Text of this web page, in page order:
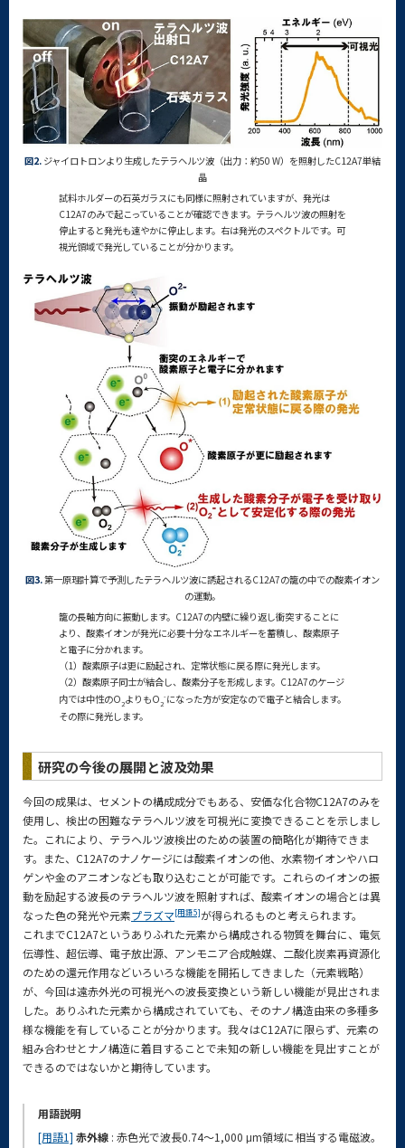
図2. ジャイロトロンより生成したテラヘルツ波（出力：約50 W）を照射したC12A7単結
晶
試料ホルダーの石英ガラスにも同様に照射されていますが、発光は
C12A7のみで起こっていることが確認できます。テラヘルツ波の照射を
停止すると発光も速やかに停止します。右は発光のスペクトルです。可
視光領域で発光していることが分かります。
図3.第一原理計算で予測したテラヘルツ波に誘起されるC12A7の籠の中での酸素イオン
の運動。
籠の長軸方向に振動します。C12A7の内壁に繰り返し衝突することに
より、酸素イオンが発光に必要十分なエネルギーを蓄積し、酸素原子
と電子に分かれます。
（1）酸素原子は更に励起され、定常状態に戻る際に発光します。
（2）酸素原子同士が結合し、酸素分子を形成します。C12A7のケージ
内では中性のO2よりもO2
-になった方が安定なので電子と結合します。
その際に発光します。
研究の今後の展開と波及効果
今回の成果は、セメントの構成成分でもある、安価な化合物C12A7のみを
使用し、検出の困難なテラヘルツ波を可視光に変換できることを示しまし
た。これにより、テラヘルツ波検出のための装置の簡略化が期待できま
す。また、C12A7のナノケージには酸素イオンの他、水素物イオンやハロ
ゲンや金のアニオンなども取り込むことが可能です。これらのイオンの振
動を励起する波長のテラヘルツ波を照射すれば、酸素イオンの場合とは異
なった色の発光や元素プラズマ[用語5]が得られるものと考えられます。
これまでC12A7というありふれた元素から構成される物質を舞台に、電気
伝導性、超伝導、電子放出源、アンモニア合成触媒、二酸化炭素再資源化
のための還元作用などいろいろな機能を開拓してきました（元素戦略）
が、今回は遠赤外光の可視光への波長変換という新しい機能が見出されま
した。ありふれた元素から構成されていても、そのナノ構造由来の多種多
様な機能を有していることが分かります。我々はC12A7に限らず、元素の
組み合わせとナノ構造に着目することで未知の新しい機能を見出すことが
できるのではないかと期待しています。
用語説明
[用語1] 赤外線 : 赤色光で波長0.74～1,000 μm領域に相当する電磁波。